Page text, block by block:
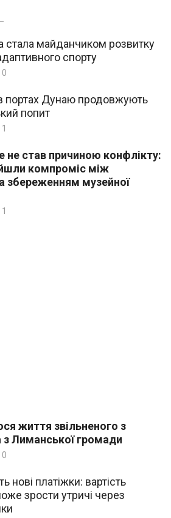
стала майданчиком розвитку
спорту
0
портах Дунаю продовжують
попит
1
став причиною конфлікту:
компроміс між
збереженням музейної
1
життя звільненого з
з Лиманської громади
0
нові платіжки: вартість
зрости утричі через